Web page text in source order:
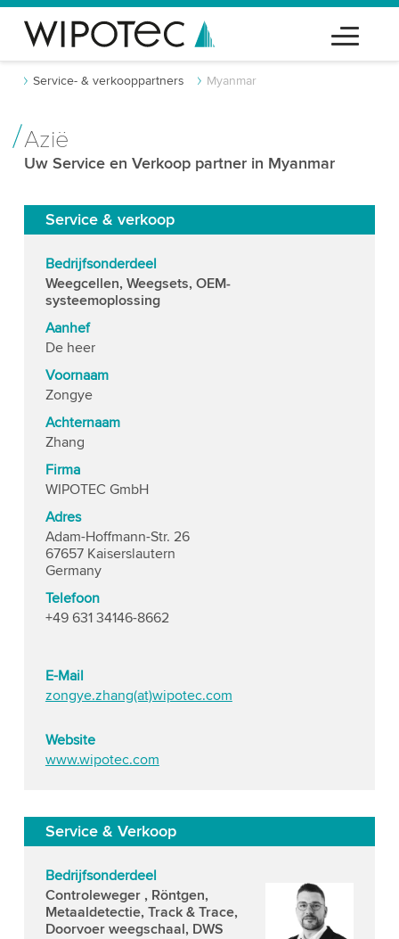
Service- & verkooppartners Myanmar
Azië
Uw Service en Verkoop partner in Myanmar
Service & verkoop
Bedrijfsonderdeel
Weegcellen, Weegsets, OEM-
systeemoplossing
Aanhef
De heer
Voornaam
Zongye
Achternaam
Zhang
Firma
WIPOTEC GmbH
Adres
Adam-Hoffmann-Str. 26
67657 Kaiserslautern
Germany
Telefoon
+49 631 34146-8662
E-Mail
zongye.zhang(at)wipotec.com
Website
www.wipotec.com
Service & Verkoop
Bedrijfsonderdeel
Controleweger , Röntgen,
Metaaldetectie, Track & Trace,
Doorvoer weegschaal, DWS